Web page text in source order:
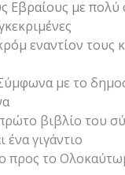
Εβραίους με
εναντίον τους
με το
βιβλίο του
ένα γιγάντιο
προς το